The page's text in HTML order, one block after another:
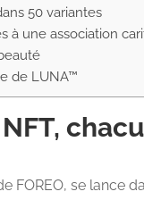
50 variantes
à une association
de LUNA™
FOREO, se lance